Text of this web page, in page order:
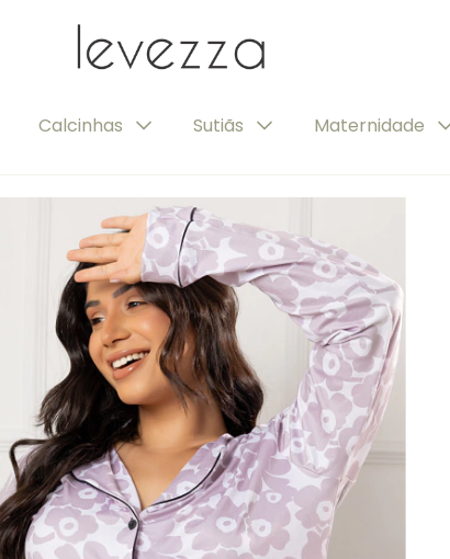
Calcinhas Sutiãs Maternidade